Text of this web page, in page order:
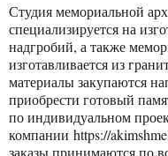
Студия мемориальной
специализируется на
надгробий, а также
изготавливается из
материалы закупаются
приобрести готовый
по индивидуальном
компании https://
заказы принимаются по